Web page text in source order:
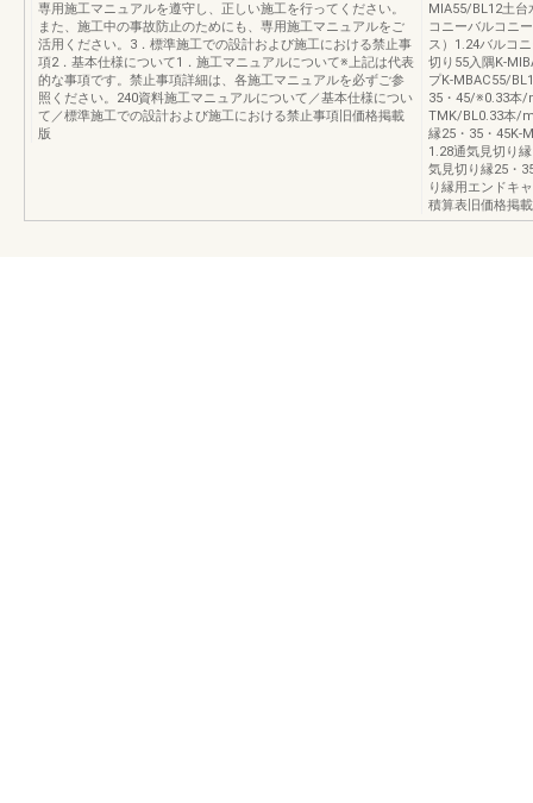
専用施工マニュアルを遵守し、正しい施工を行ってください。
また、施工中の事故防止のためにも、専用施工マニュアルをご
活用ください。3．標準施工での設計および施工における禁止事
項2．基本仕様について1．施工マニュアルについて※上記は代表
的な事項です。禁止事項詳細は、各施工マニュアルを必ずご参
照ください。240資料施工マニュアルについて／基本仕様につい
て／標準施工での設計および施工における禁止事項旧価格掲載
版
MIA55/BL12土台
コニーバルコニ
ス）1.24バルコ
切り55入隅K-
プK-MBAC55/
35・45/※0.33本/
TMK/BL0.33本/
縁25・35・45K-
1.28通気見切り
気見切り縁25・
り縁用エンドキ
積算表旧価格掲